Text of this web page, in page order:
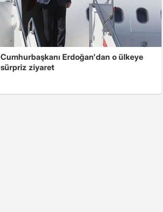
Cumhurbaşkanı Erdoğan'dan o ülkeye
sürpriz ziyaret